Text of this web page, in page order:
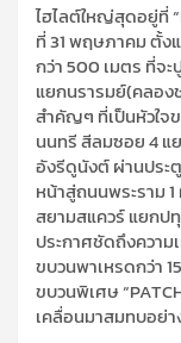
ไฮไลต์ใหญ่สุดอยู่ที่
ที่ 31 พฤษภาคม ตั้ง
กว่า 500 เมตร ที่จ
แยกนรารมย์(คลอง
สำคัญๆ ที่เป็นหัวใจ
นนทรี สีลมซอย 4 แ
อังรีดูนังต์ ผ่านประ
หน้าสู่ถนนพระราม
สยามสแควร์ แยกป
ประกาศชัดถึงควา
ขบวนพาเหรดกว่า
ขบวนพิเศษ
เคลื่อนมาสมทบอย่